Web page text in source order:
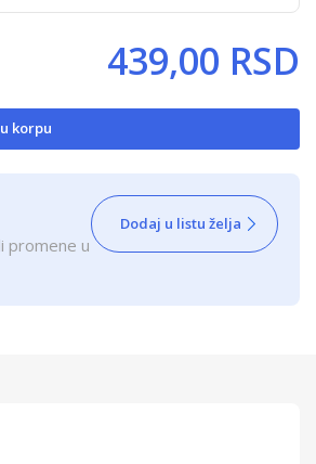
439,00 RSD
korpu
promene u
Dodaj u listu želja